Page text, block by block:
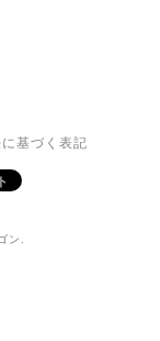
基づく表記
ン.